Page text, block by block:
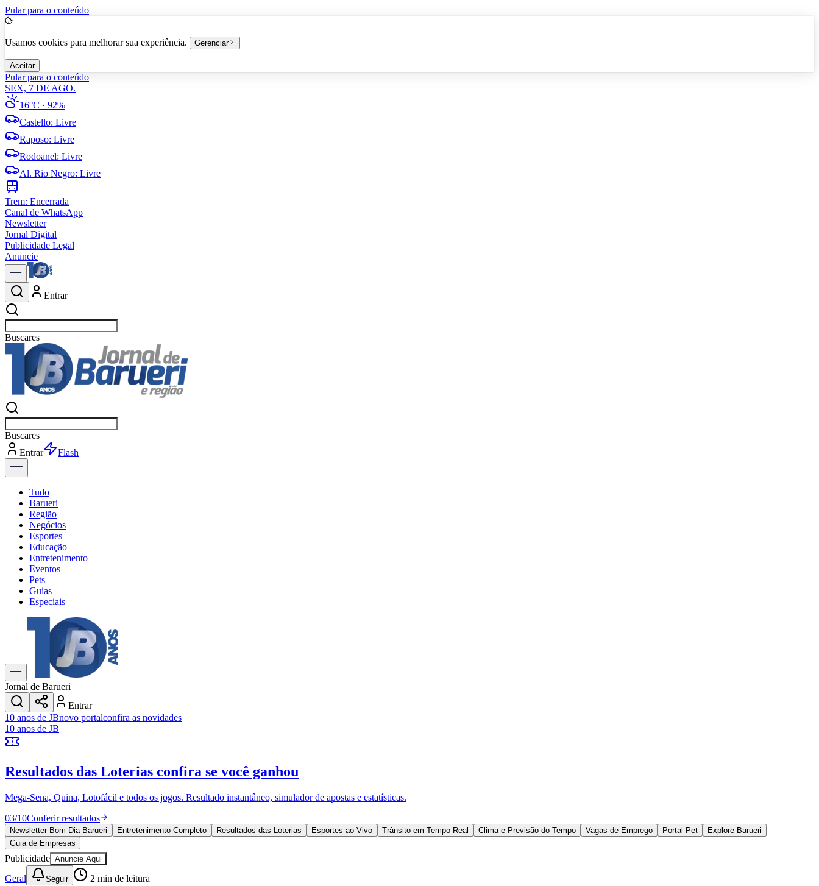
Pular para o conteúdo
Usamos cookies para melhorar sua experiência. Gerenciar
Aceitar
Pular para o conteúdo
SEX, 7 DE AGO.
16°C · 92%
Castello: Livre
Raposo: Livre
Rodoanel: Livre
Al. Rio Negro: Livre
Trem: Encerrada
Canal de WhatsApp
Newsletter
Jornal Digital
Publicidade Legal
Anuncie
Entrar
Buscaresportes
Buscaresportes
Entrar
Flash
Tudo
Barueri
Região
Negócios
Esportes
Educação
Entretenimento
Eventos
Pets
Guias
Especiais
Explore Tudo
Últimas Notícias
Previsão do Tempo
Trânsito e Rotas
Dia a Dia & Lazer
Transportes
Gastronomia
Cinema & Shows
JogosNovo
Anuncie no Portal
Cadastrar Empresa
Divulgar Vagas Novo
Publicidade Legal
Política
Eleições
Esportes
Saúde
Segurança
Cultura
Jornal de Barueri
Entrar
10 anos de JBnovo portalconfira as novidades
10 anos de JB
Resultados das Loterias confira se você ganhou
Mega-Sena, Quina, Lotofácil e todos os jogos. Resultado instantâneo, simulador de apostas e estatísticas.
03/10Conferir resultados
Newsletter Bom Dia Barueri Entretenimento Completo Resultados das Loterias Esportes ao Vivo Trânsito em Tempo Real Clima e Previsão do Tempo Vagas de Emprego Portal Pet
Explore Barueri
Guia de Empresas
Publicidade Anuncie Aqui
Geral Seguir 2 min de leitura